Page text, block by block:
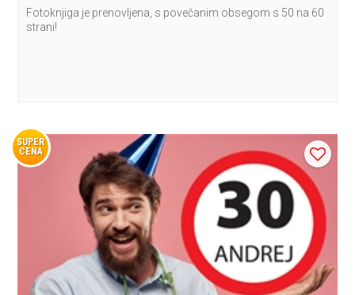
Fotoknjiga je prenovljena, s povečanim obsegom s 50 na 60
strani!
SUPER
CENA